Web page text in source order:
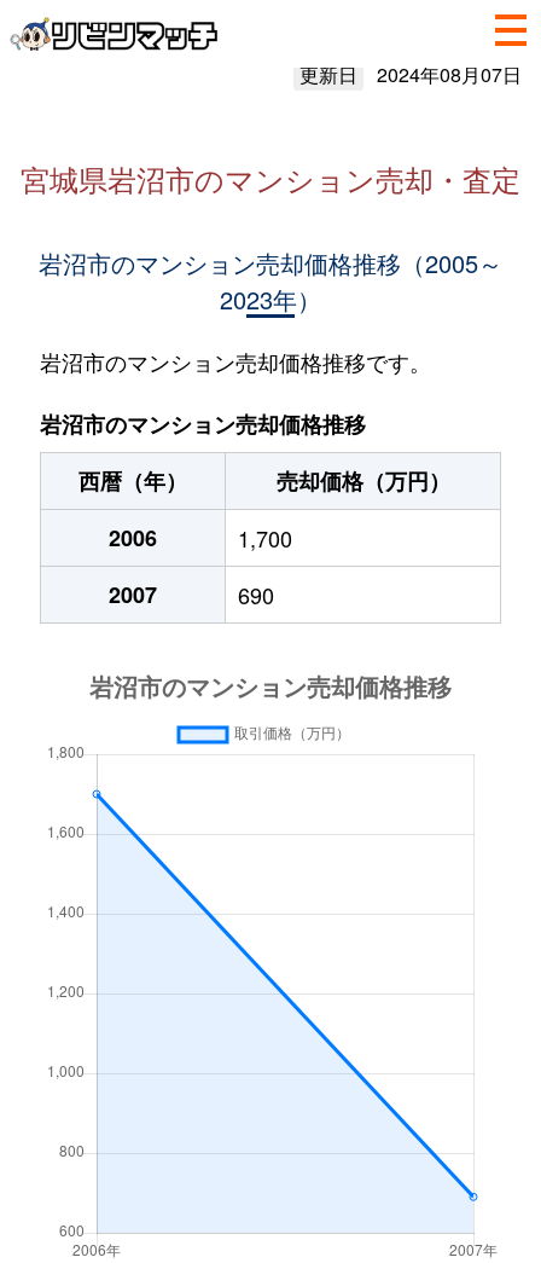
更新日 2024年08月07日
宮城県岩沼市のマンション売却・査定
岩沼市のマンション売却価格推移（2005～
2023年）
岩沼市のマンション売却価格推移です。
岩沼市のマンション売却価格推移
西暦（年）
売却価格（万円）
2006
1,700
2007
690